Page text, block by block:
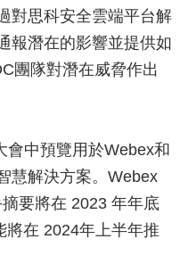
對思科安全雲端平台解
報潛在的影響並提供如
團隊對潛在威脅作出
會中預覽用於Webex和
慧解決方案。Webex
要將在 2023 年年底
將在 2024年上半年推